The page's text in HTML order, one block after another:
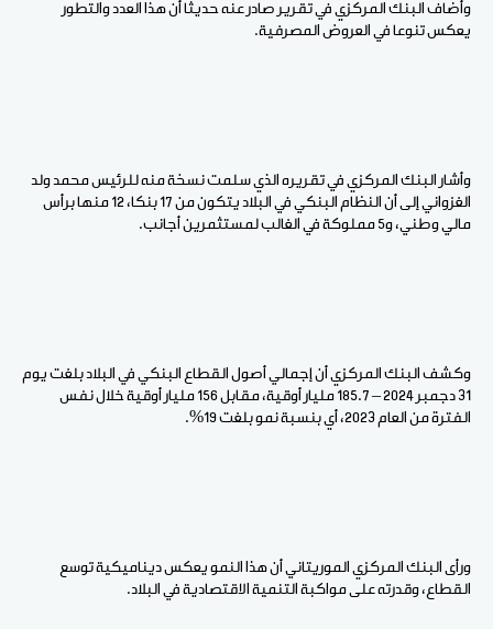
وأضاف البنك المركزي في تقرير صادر عنه حديثا أن هذا العدد والتطور
يعكس تنوعا في العروض المصرفية.
وأشار البنك المركزي في تقريره الذي سلمت نسخة منه للرئيس محمد ولد
الغزواني إلى أن النظام البنكي في البلاد يتكون من 17 بنكا، 12 منها برأس
مالي وطني، و5 مملوكة في الغالب لمستثمرين أجانب.
وكشف البنك المركزي أن إجمالي أصول القطاع البنكي في البلاد بلغت يوم
31 دجمبر 2024 – 185.7 مليار أوقية، مقابل 156 مليار أوقية خلال نفس
الفترة من العام 2023، أي بنسبة نمو بلغت 19%.
ورأى البنك المركزي الموريتاني أن هذا النمو يعكس ديناميكية توسع
القطاع، وقدرته على مواكبة التنمية الاقتصادية في البلاد.